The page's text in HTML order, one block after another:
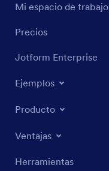
Mi espacio de trabajo
Precios
Jotform Enterprise
Ejemplos
Producto
Ventajas
Herramientas